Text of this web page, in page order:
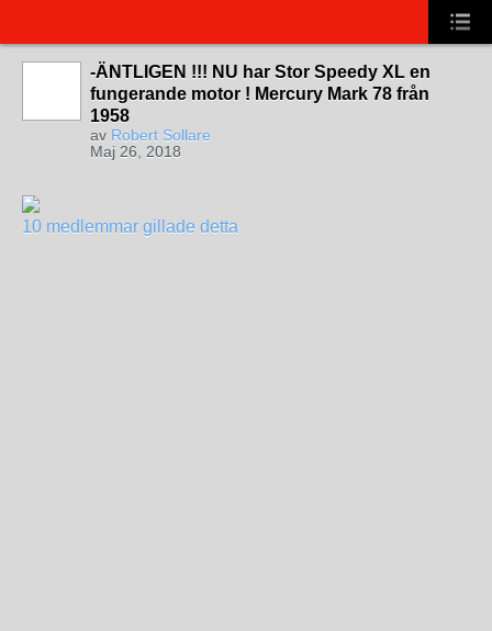
-ÄNTLIGEN !!! NU har Stor Speedy XL en
fungerande motor ! Mercury Mark 78 från
1958
av Robert Sollare
Maj 26, 2018
10 medlemmar gillade detta